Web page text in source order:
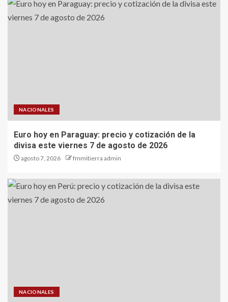
NACIONALES
Euro hoy en Paraguay: precio y cotización de la
divisa este viernes 7 de agosto de 2026
agosto 7, 2026 fmmitierra admin
NACIONALES